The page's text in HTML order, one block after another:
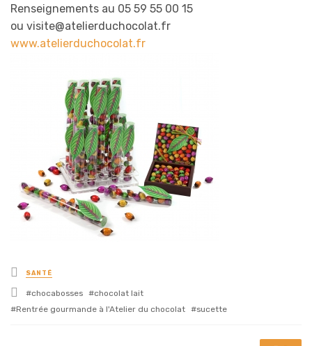
Renseignements au 05 59 55 00 15
ou visite@atelierduchocolat.fr
www.atelierduchocolat.fr
Posted
in
SANTÉ
Tagged
with
chocabosses
chocolat lait
Rentrée gourmande à l'Atelier du chocolat
sucette